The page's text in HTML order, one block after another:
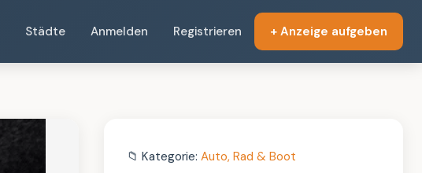
Städte Anmelden Registrieren + Anzeige aufgeben
📁 Kategorie: Auto, Rad & Boot